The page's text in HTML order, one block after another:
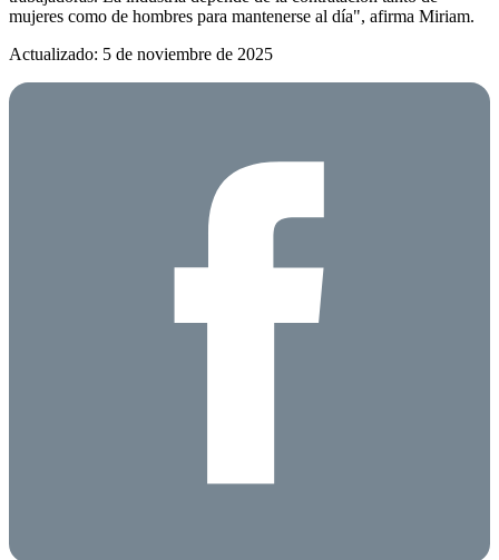
mujeres como de hombres para mantenerse al día", afirma Miriam.
Actualizado: 5 de noviembre de 2025